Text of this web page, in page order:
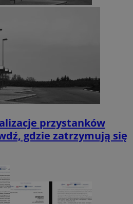
przystanków
gdzie zatrzymują się